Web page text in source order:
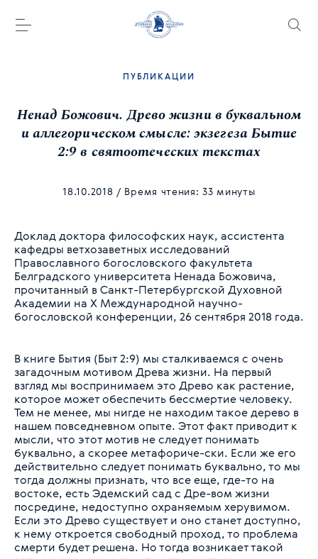
ПУБЛИКАЦИИ
Ненад Божович. Древо жизни в буквальном
и аллегорическом смысле: экзегеза Бытие
2:9 в святоотеческих текстах
18.10.2018 / Время чтения: 33 минуты
Доклад доктора философских наук, ассистента
кафедры ветхозаветных исследований
Православного богословского факультета
Белградского университета Ненада Божовича,
прочитанный в Санкт-Петербургской Духовной
Академии на X Международной научно-
богословской конференции, 26 сентября 2018 года.
В книге Бытия (Быт 2:9) мы сталкиваемся с очень
загадочным мотивом Древа жизни. На первый
взгляд мы воспринимаем это Древо как растение,
которое может обеспечить бессмертие человеку.
Тем не менее, мы нигде не находим такое дерево в
нашем повседневном опыте. Этот факт приводит к
мысли, что этот мотив не следует понимать
буквально, а скорее метафориче-ски. Если же его
действительно следует понимать буквально, то мы
тогда должны признать, что все еще, где-то на
востоке, есть Эдемский сад с Дре-вом жизни
посредине, недоступно охраняемым херувимом.
Если это Древо существует и оно станет доступно,
к нему откроется свободный проход, то проблема
смерти будет решена. Но тогда возникает такой